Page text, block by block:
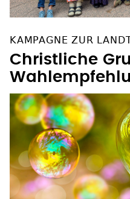
KAMPAGNE ZUR
Christliche